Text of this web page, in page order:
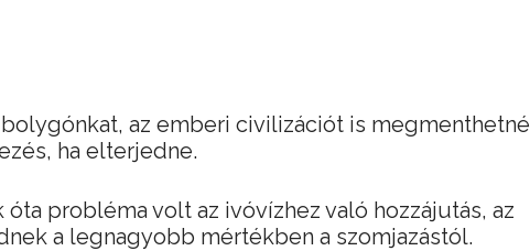
az emberi civilizációt is megmenthetné
ha elterjedne.
probléma volt az ivóvízhez való hozzájutás, az
a legnagyobb mértékben a szomjazástól.